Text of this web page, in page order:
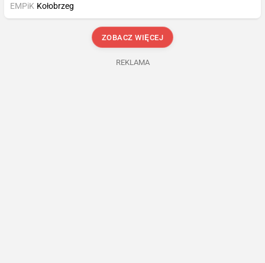
EMPiK Kołobrzeg
ZOBACZ WIĘCEJ
REKLAMA